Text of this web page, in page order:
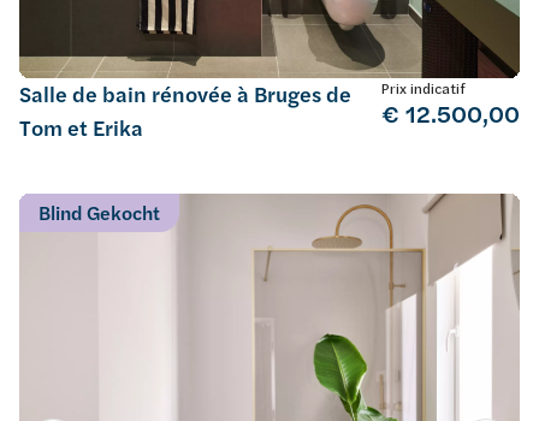
Salle de bain rénovée à Bruges de
Tom et Erika
Prix indicatif
€ 12.500,00
Blind Gekocht